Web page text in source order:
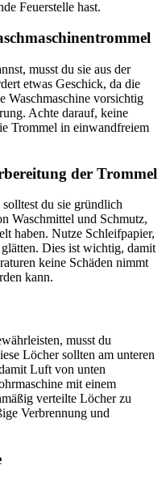
Feuerstelle hast.
musst du sie aus der
etwas Geschick, da die
Waschmaschine vorsichtig
Achte darauf, keine
Trommel in einwandfreiem
der Trommel
du sie gründlich
Waschmittel und Schmutz,
haben. Nutze Schleifpapier,
Dies ist wichtig, damit
keine Schäden nimmt
kann.
musst du
Löcher sollten am unteren
Luft von unten
mit einem
verteilte Löcher zu
Verbrennung und